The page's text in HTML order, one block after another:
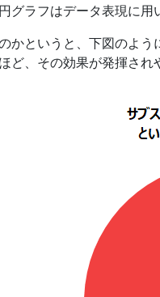
グラフはデータ表現に
かというと、下図のよ
ど、その効果が発揮され